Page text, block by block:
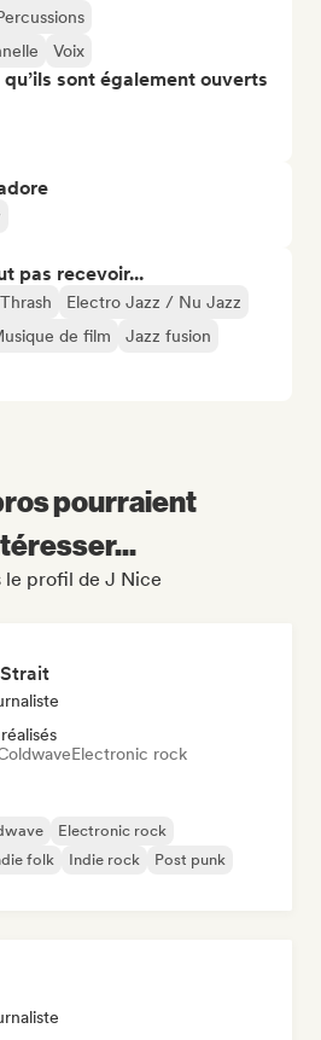
Voix
sont également ouverts
pas recevoir...
Electro Jazz / Nu Jazz
de film
Jazz fusion
pourraient
le profil de J Nice
Electronic rock
Electronic rock
folk Indie rock
Post punk